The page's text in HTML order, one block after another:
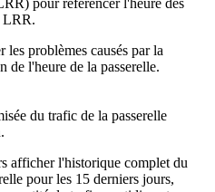
LRR.
les problèmes causés par la
de l'heure de la passerelle.
du trafic de la passerelle
afficher l'historique complet du
pour les 15 derniers jours,